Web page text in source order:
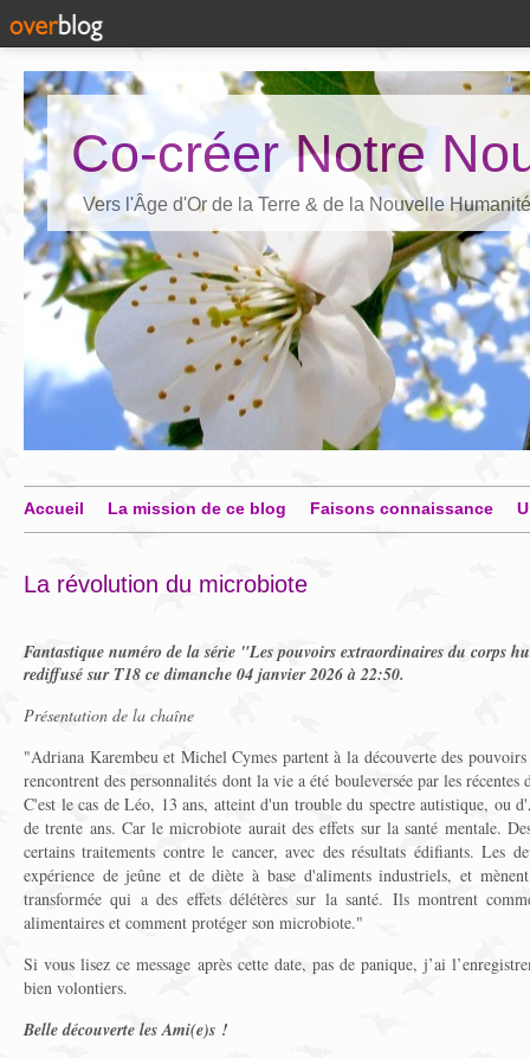
Co-créer Notre
Vers l'Âge d'Or de la Terre & de la Nouvelle Humanité
Accueil La mission de ce blog Faisons connaissance
La révolution du microbiote
Fantastique numéro de la série "Les pouvoirs extraordinaires du corps
rediffusé sur T18 ce dimanche 04 janvier 2026 à 22:50.
Présentation de la chaîne
"Adriana Karembeu et Michel Cymes partent à la découverte des
rencontrent des personnalités dont la vie a été bouleversée par les
C'est le cas de Léo, 13 ans, atteint d'un trouble du spectre autistique, ou
de trente ans. Car le microbiote aurait des effets sur la santé mentale.
certains traitements contre le cancer, avec des résultats édifiants. Les
expérience de jeûne et de diète à base d'aliments industriels, et
transformée qui a des effets délétères sur la santé. Ils montrent
alimentaires et comment protéger son microbiote."
Si vous lisez ce message après cette date, pas de panique, j’ai
bien volontiers.
Belle découverte les Ami(e)s !